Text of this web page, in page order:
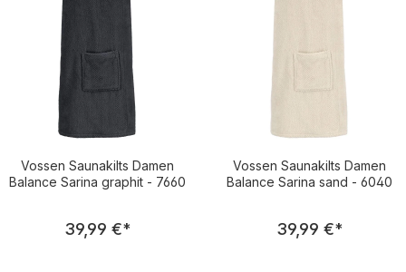
Vossen Saunakilts Damen
Balance Sarina graphit - 7660
Regulärer Preis:
39,99 €*
Vossen Saunakilts Damen
Balance Sarina sand - 6040
Regulärer
39,99 €*